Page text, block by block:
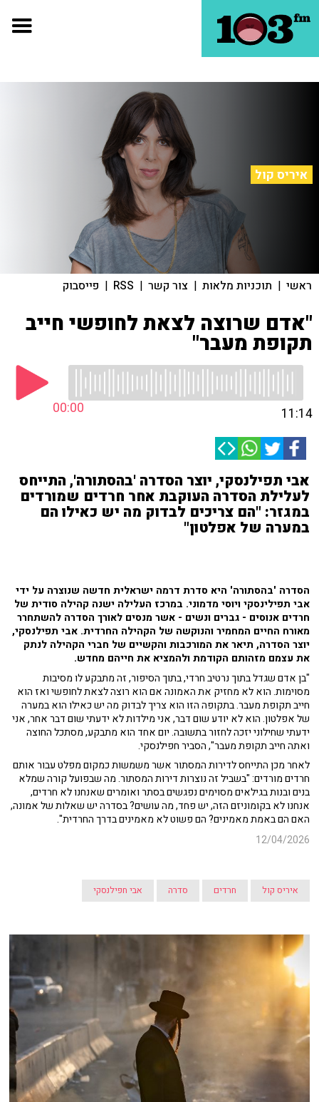
איריס קול
ראשי | תוכניות מלאות | צור קשר |
RSS
| פייסבוק
"אדם שרוצה לצאת לחופשי חייב
תקופת מעבר"
00:00 11:14
אבי תפילנסקי, יוצר הסדרה 'בהסתורה', התייחס
לעלילת הסדרה העוקבת אחר חרדים שמורדים
במגזר: "הם צריכים לבדוק מה יש כאילו הם
במערה של אפלטון"
הסדרה 'בהסתורה' היא סדרת דרמה ישראלית חדשה שנוצרה על ידי
אבי תפילינסקי ויוסי מדמוני. במרכז העלילה ישנה קהילה סודית של
חרדים אנוסים - גברים ונשים - אשר מנסים לאורך הסדרה להשתחרר
מאורח החיים המחמיר והנוקשה של הקהילה החרדית. אבי תפילנסקי,
יוצר הסדרה, תיאר את המורכבות והקשיים של חברי הקהילה לנתק
את עצמם מזהותם הקודמת ולהמציא את חייהם מחדש.
"בן אדם שגדל בתוך נרטיב חרדי, בתוך הסיפור, זה מתבקע לו מסיבות
מסוימות. הוא לא מחזיק את האמונה אם הוא רוצה לצאת לחופשי ואז הוא
חייב תקופת מעבר. בתקופה הזו הוא צריך לבדוק מה יש כאילו הוא במערה
של אפלטון. הוא לא יודע שום דבר, אני מילדות לא ידעתי שום דבר אחר, אני
ידעתי שחילוני יזכה לחזור בתשובה. יום אחד הוא מתבקע, מסתכל החוצה
ואתה חייב תקופת מעבר", הסביר חפילנסקי.
לאחר מכן התייחס לדירות המסתור אשר משמשות כמקום מפלט עבור אותם
חרדים מורדים: "בשביל זה נוצרות דירות המסתור. מה שבפועל קורה שמלא
בנים ובנות בגילאים מסוימים נפגשים בסתר ואומרים שאנחנו לא חרדים,
אנחנו לא בקומוניזם הזה, יש פחד, מה עושים? בסדרה יש שאלות של אמונה,
האם הם באמת מאמינים? הם פשוט לא מאמינים בדרך החרדית".
12/04/2026
איריס קול חרדים סדרה אבי חפילנסקי